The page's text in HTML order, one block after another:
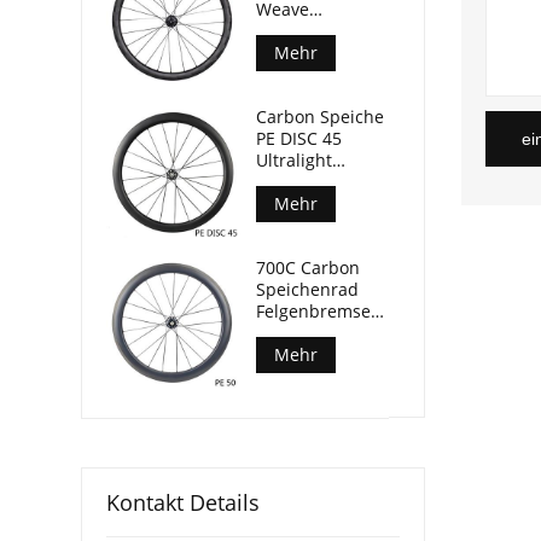
Weave
Felgenbremse
Fahrrad
Laufradsatz
29mm Breite
Mehr
Carbon Speiche
PE DISC 45
Ultralight
Laufradsatz
Keramiklager nur
1280g
Mehr
700C Carbon
Speichenrad
Felgenbremse
Keramiklager
Rennrad
Laufradsatz
Mehr
Kontakt Details